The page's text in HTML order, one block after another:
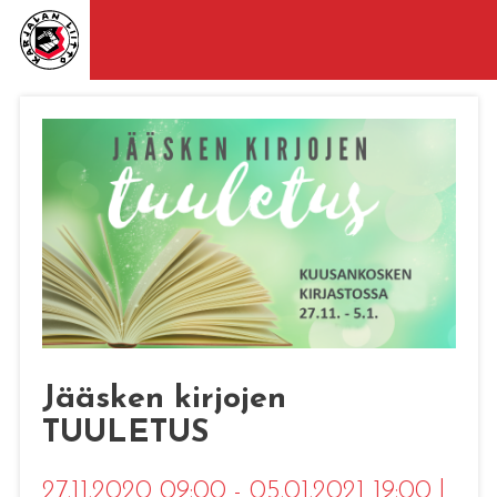
Jääsken kirjojen
TUULETUS
27.11.2020 09:00 - 05.01.2021 19:00